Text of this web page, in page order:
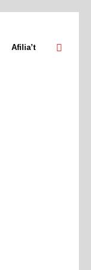
Afilia’t